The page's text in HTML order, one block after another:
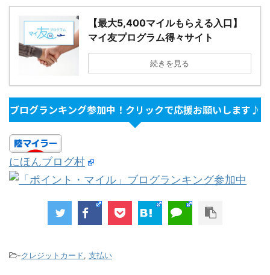
【最大5,400マイルもらえる入口】
マイ友プログラム得々サイト
続きを見る
ブログランキング参加中！クリックで応援お願いします♪
にほんブログ村
-クレジットカード, 支払い